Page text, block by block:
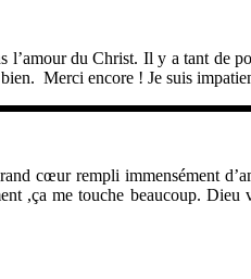
du Christ. Il y a tant de
Merci encore ! Je suis
cœur rempli immensément
,ça me touche beaucoup.